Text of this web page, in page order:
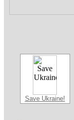
Save Ukraine!